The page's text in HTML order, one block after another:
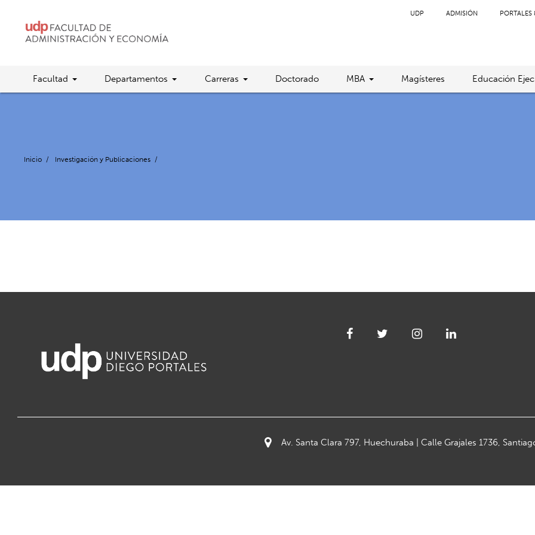
UDP ADMISIÓN PORTALES
Facultad Departamentos Carreras Doctorado MBA Magísteres Educación
Inicio / Investigación y Publicaciones /
Av. Santa Clara 797, Huechuraba | Calle Grajales 1736,